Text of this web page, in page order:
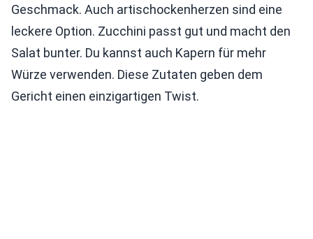
Geschmack. Auch artischockenherzen sind eine
leckere Option. Zucchini passt gut und macht den
Salat bunter. Du kannst auch Kapern für mehr
Würze verwenden. Diese Zutaten geben dem
Gericht einen einzigartigen Twist.